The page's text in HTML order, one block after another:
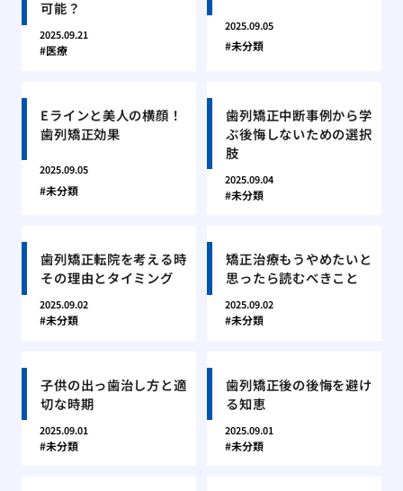
可能？
2025.09.21
医療
2025.09.05
未分類
Eラインと美人の横顔！
歯列矯正効果
2025.09.05
未分類
歯列矯正中断事例から学
ぶ後悔しないための選択
肢
2025.09.04
未分類
歯列矯正転院を考える時
その理由とタイミング
2025.09.02
未分類
矯正治療もうやめたいと
思ったら読むべきこと
2025.09.02
未分類
子供の出っ歯治し方と適
切な時期
2025.09.01
未分類
歯列矯正後の後悔を避け
る知恵
2025.09.01
未分類